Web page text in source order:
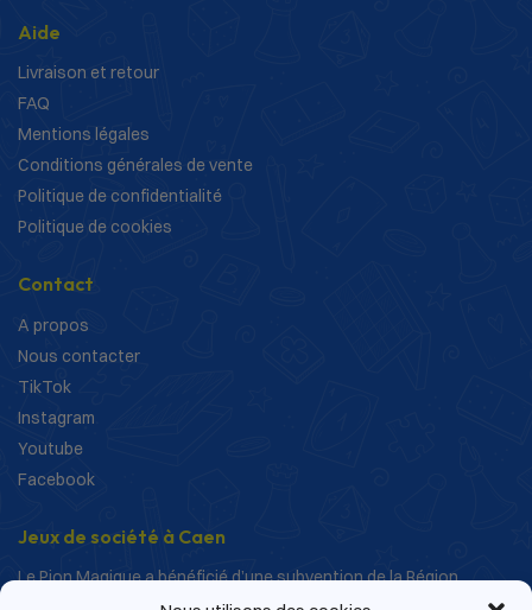
Aide
Livraison et retour
FAQ
Mentions légales
Conditions générales de vente
Politique de confidentialité
Politique de cookies
Contact
A propos
Nous contacter
TikTok
Instagram
Youtube
Facebook
Jeux de société à Caen
Le Pion Magique a bénéficié d’une subvention de la Région
Normandie dans le cadre de ses actions de structuration et de